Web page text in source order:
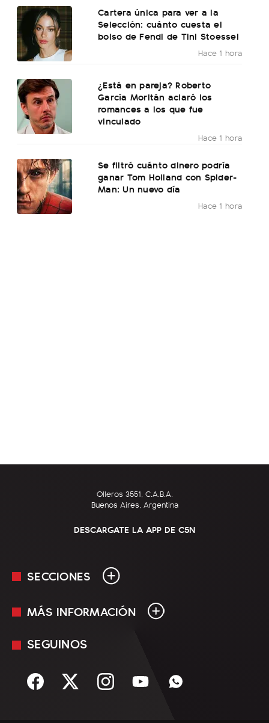
Cartera única para ver a la
Selección: cuánto cuesta el
bolso de Fendi de Tini Stoessel
Hace 1 hora
¿Está en pareja? Roberto
García Moritán aclaró los
romances a los que fue
vinculado
Hace 1 hora
Se filtró cuánto dinero podría
ganar Tom Holland con Spider-
Man: Un nuevo día
Hace 1 hora
Olleros 3551, C.A.B.A.
Buenos Aires, Argentina
DESCARGATE LA APP DE C5N
SECCIONES
En Vivo
Sociedad
MÁS INFORMACIÓN
Mediakit
Términos y condiciones
SEGUINOS